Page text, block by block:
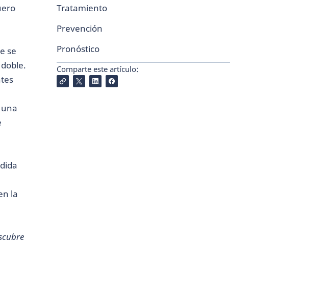
Tratamiento
Prevención
Pronóstico
Comparte este artículo:
se
la